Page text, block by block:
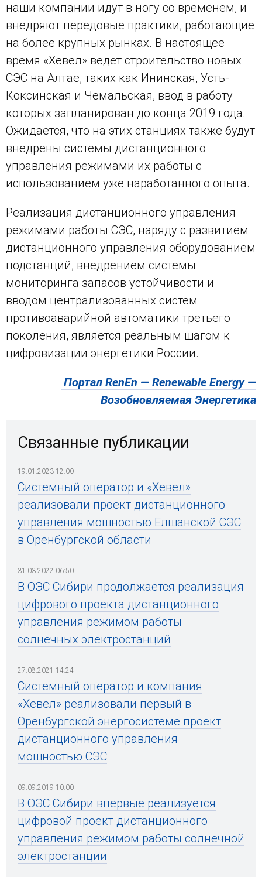
наши компании идут в ногу со временем, и
внедряют передовые практики, работающие
на более крупных рынках. В настоящее
время «Хевел» ведет строительство новых
СЭС на Алтае, таких как Ининская, Усть-
Коксинская и Чемальская, ввод в работу
которых запланирован до конца 2019 года.
Ожидается, что на этих станциях также будут
внедрены системы дистанционного
управления режимами их работы с
использованием уже наработанного опыта.
Реализация дистанционного управления
режимами работы СЭС, наряду с развитием
дистанционного управления оборудованием
подстанций, внедрением системы
мониторинга запасов устойчивости и
вводом централизованных систем
противоаварийной автоматики третьего
поколения, является реальным шагом к
цифровизации энергетики России.
Портал RenEn — Renewable Energy —
Возобновляемая Энергетика
Связанные публикации
19.01.2023 12:00
Системный оператор и «Хевел»
реализовали проект дистанционного
управления мощностью Елшанской СЭС
в Оренбургской области
31.03.2022 06:50
В ОЭС Сибири продолжается реализация
цифрового проекта дистанционного
управления режимом работы
солнечных электростанций
27.08.2021 14:24
Системный оператор и компания
«Хевел» реализовали первый в
Оренбургской энергосистеме проект
дистанционного управления
мощностью СЭС
09.09.2019 10:00
В ОЭС Сибири впервые реализуется
цифровой проект дистанционного
управления режимом работы солнечной
электростанции